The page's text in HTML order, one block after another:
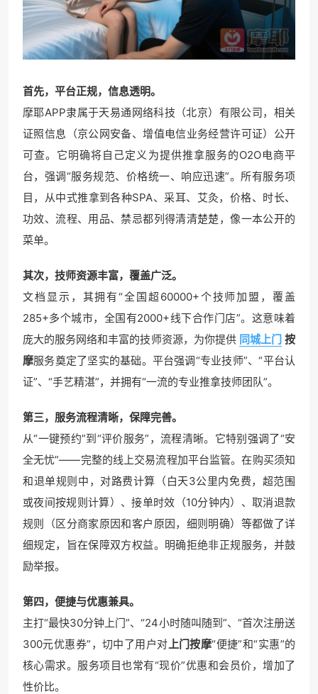
首先，平台正规，信息透明。
摩耶APP隶属于天易通网络科技（北京）有限公司，相关
证照信息（京公网安备、增值电信业务经营许可证）公开
可查。它明确将自己定义为提供推拿服务的O2O电商平
台，强调“服务规范、价格统一、响应迅速”。所有服务项
目，从中式推拿到各种SPA、采耳、艾灸，价格、时长、
功效、流程、用品、禁忌都列得清清楚楚，像一本公开的
菜单。
其次，技师资源丰富，覆盖广泛。
文档显示，其拥有“全国超60000+个技师加盟，覆盖
285+多个城市，全国有2000+线下合作门店”。这意味着
庞大的服务网络和丰富的技师资源，为你提供 同城上门 按
摩服务奠定了坚实的基础。平台强调“专业技师”、“平台认
证”、“手艺精湛”，并拥有“一流的专业推拿技师团队”。
第三，服务流程清晰，保障完善。
从“一键预约”到“评价服务”，流程清晰。它特别强调了“安
全无忧”——完整的线上交易流程加平台监管。在购买须知
和退单规则中，对路费计算（白天3公里内免费，超范围
或夜间按规则计算）、接单时效（10分钟内）、取消退款
规则（区分商家原因和客户原因，细则明确）等都做了详
细规定，旨在保障双方权益。明确拒绝非正规服务，并鼓
励举报。
第四，便捷与优惠兼具。
主打“最快30分钟上门”、“24小时随叫随到”、“首次注册送
300元优惠券”，切中了用户对 上门按摩“便捷”和“实惠”的
核心需求。服务项目也常有“现价”优惠和会员价，增加了
性价比。